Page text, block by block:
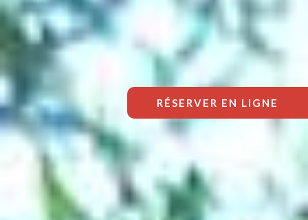
RÉSERVER EN LIGNE